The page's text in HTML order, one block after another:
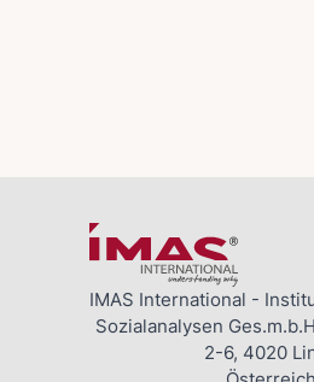
IMAS International -
Sozialanalysen
2-6, 4020